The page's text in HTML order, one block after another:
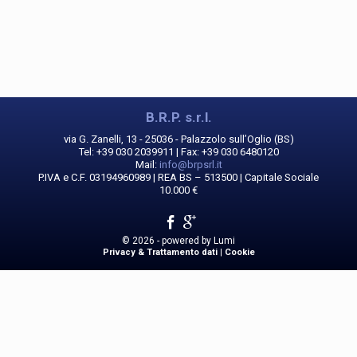
B.R.P. s.r.l.
via G. Zanelli, 13 - 25036 - Palazzolo sull’Oglio (BS)
Tel: +39 030 2039911 | Fax: +39 030 6480120
Mail: info@brpsrl.it
P.IVA e C.F. 03194960989 | REA BS – 513500 | Capitale Sociale
10.000 €
© 2026 - powered by Lumi
Privacy & Trattamento dati| Cookie